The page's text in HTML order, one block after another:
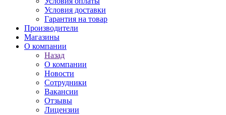
Условия доставки
Гарантия на товар
Производители
Магазины
О компании
Назад
О компании
Новости
Сотрудники
Вакансии
Отзывы
Лицензии